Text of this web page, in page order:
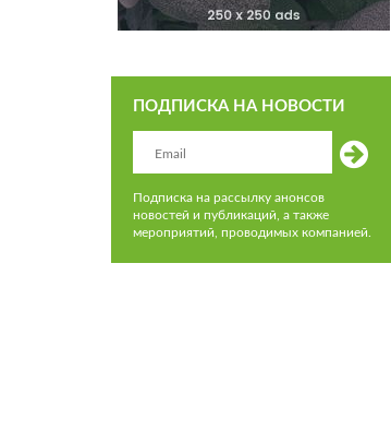
ПОДПИСКА НА НОВОСТИ
Подписка на рассылку анонсов
новостей и публикаций, а также
мероприятий, проводимых компанией.